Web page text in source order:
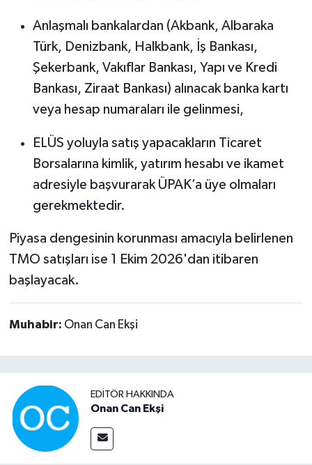
Anlaşmalı bankalardan (Akbank, Albaraka
Türk, Denizbank, Halkbank, İş Bankası,
Şekerbank, Vakıflar Bankası, Yapı ve Kredi
Bankası, Ziraat Bankası) alınacak banka kartı
veya hesap numaraları ile gelinmesi,
ELÜS yoluyla satış yapacakların Ticaret
Borsalarına kimlik, yatırım hesabı ve ikamet
adresiyle başvurarak ÜPAK’a üye olmaları
gerekmektedir.
Piyasa dengesinin korunması amacıyla belirlenen
TMO satışları ise 1 Ekim 2026'dan itibaren
başlayacak.
Muhabir: Onan Can Ekşi
EDITÖR HAKKINDA
Onan Can Ekşi